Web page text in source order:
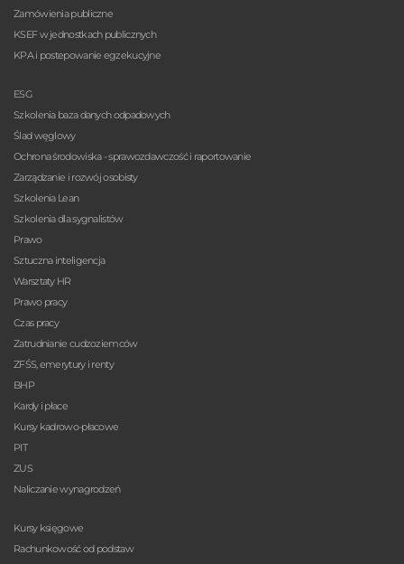
Zamówienia publiczne
KSEF w jednostkach publicznych
KPA i postepowanie egzekucyjne
ESG
Szkolenia baza danych odpadowych
Ślad węglowy
Ochrona środowiska - sprawozdawczość i raportowanie
Zarządzanie i rozwój osobisty
Szkolenia Lean
Szkolenia dla sygnalistów
Prawo
Sztuczna inteligencja
Warsztaty HR
Prawo pracy
Czas pracy
Zatrudnianie cudzoziemców
ZFŚS, emerytury i renty
BHP
Kardy i płace
Kursy kadrowo-płacowe
PIT
ZUS
Naliczanie wynagrodzeń
Kursy księgowe
Rachunkowość od podstaw